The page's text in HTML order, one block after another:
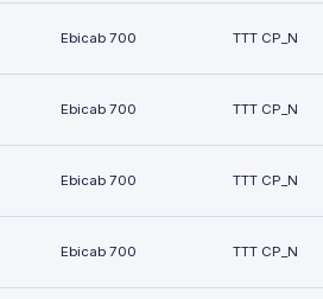
Ebicab 700
Ebicab 700
Ebicab 700
Ebicab 700
TTT CP_N
TTT CP_N
TTT CP_N
TTT CP_N